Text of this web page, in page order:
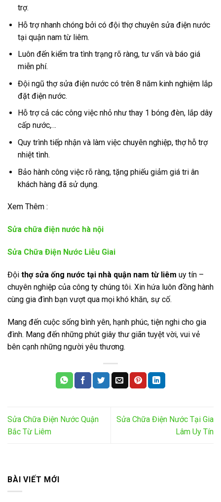
trợ.
Hỗ trợ nhanh chóng bởi có đội thợ chuyên sửa điện nước
tại quận nam từ liêm.
Luôn đến kiểm tra tình trạng rõ ràng, tư vấn và báo giá
miễn phí.
Đội ngũ thợ sửa điện nước có trên 8 năm kinh nghiệm lắp
đặt điện nước.
Hỗ trợ cả các công việc nhỏ như thay 1 bóng đèn, lắp dây
cấp nước,…
Quy trình tiếp nhận và làm việc chuyên nghiệp, thợ hỗ trợ
nhiệt tình.
Bảo hành công việc rõ ràng, tặng phiếu giảm giá tri ân
khách hàng đã sử dụng.
Xem Thêm :
Sửa chữa điện nước hà nội
Sửa Chữa Điện Nước Liễu Giai
Đội thợ sửa ống nước tại nhà quận nam từ liêm uy tín –
chuyên nghiệp của công ty chúng tôi. Xin hứa luôn đồng hành
cùng gia đình bạn vượt qua mọi khó khăn, sự cố.
Mang đến cuộc sống bình yên, hạnh phúc, tiện nghi cho gia
đình. Mang đến những phút giây thư giãn tuyệt vời, vui vẻ
bên cạnh những người yêu thương.
Sửa Chữa Điện Nước Quận
Bắc Từ Liêm
Sửa Chữa Điện Nước Tại Gia
Lâm Uy Tín
BÀI VIẾT MỚI